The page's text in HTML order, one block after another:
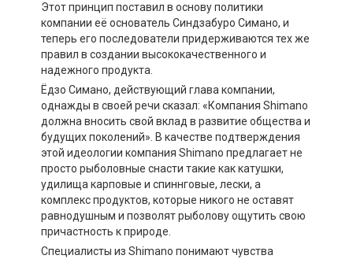
Этот принцип поставил в основу политики
компании её основатель Синдзабуро Симано, и
теперь его последователи придерживаются тех же
правил в создании высококачественного и
надежного продукта.
Ёдзо Симано, действующий глава компании,
однажды в своей речи сказал: «Компания Shimano
должна вносить свой вклад в развитие общества и
будущих поколений». В качестве подтверждения
этой идеологии компания Shimano предлагает не
просто рыболовные снасти такие как катушки,
удилища карповые и спиннговые, лески, а
комплекс продуктов, которые никого не оставят
равнодушным и позволят рыболову ощутить свою
причастность к природе.
Специалисты из Shimano понимают чувства